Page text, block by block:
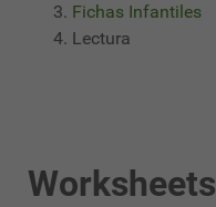
Fichas Infantiles
Lectura